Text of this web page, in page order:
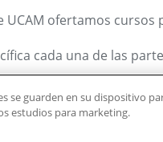
UCAM ofertamos
cada una de las
amplia oferta para que
se guarden en su dispositivo
estudios para marketing.